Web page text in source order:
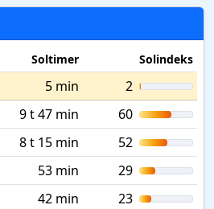
Soltimer Solindeks
5 min
2
9 t 47 min
60
8 t 15 min
52
53 min
29
42 min
23